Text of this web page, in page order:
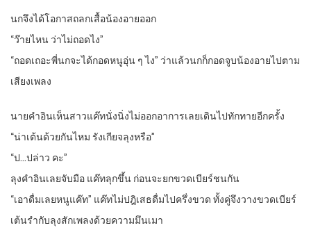
นกจึงได้โอกาสถลกเสื้อน้องอายออก
“ว๊ายไหน ว่าไม่ถอดไง”
“ถอดเถอะพี่นกจะได้กอดหนูอุ่น ๆ ไง” ว่าแล้วนกก็กอดจูบน้องอายไปตาม
เสียงเพลง
นายคำอินเห็นสาวแค๊ทนั่งนิ่งไม่ออกอาการเลยเดินไปทักทายอีกครั้ง
“น่าเต้นด้วยกันไหม รังเกียจลุงหรือ”
“ป…ปล่าว คะ”
ลุงคำอินเลยจับมือ แค๊ทลุกขึ้น ก่อนจะยกขวดเบียร์ชนกัน
“เอาดื่มเลยหนูแค๊ท” แค๊ทไม่ปฎิเสธดื่มไปครึ่งขวด ทั้งคู่จึงวางขวดเบียร์
เต้นรำกับลุงสักเพลงด้วยความมึนเมา